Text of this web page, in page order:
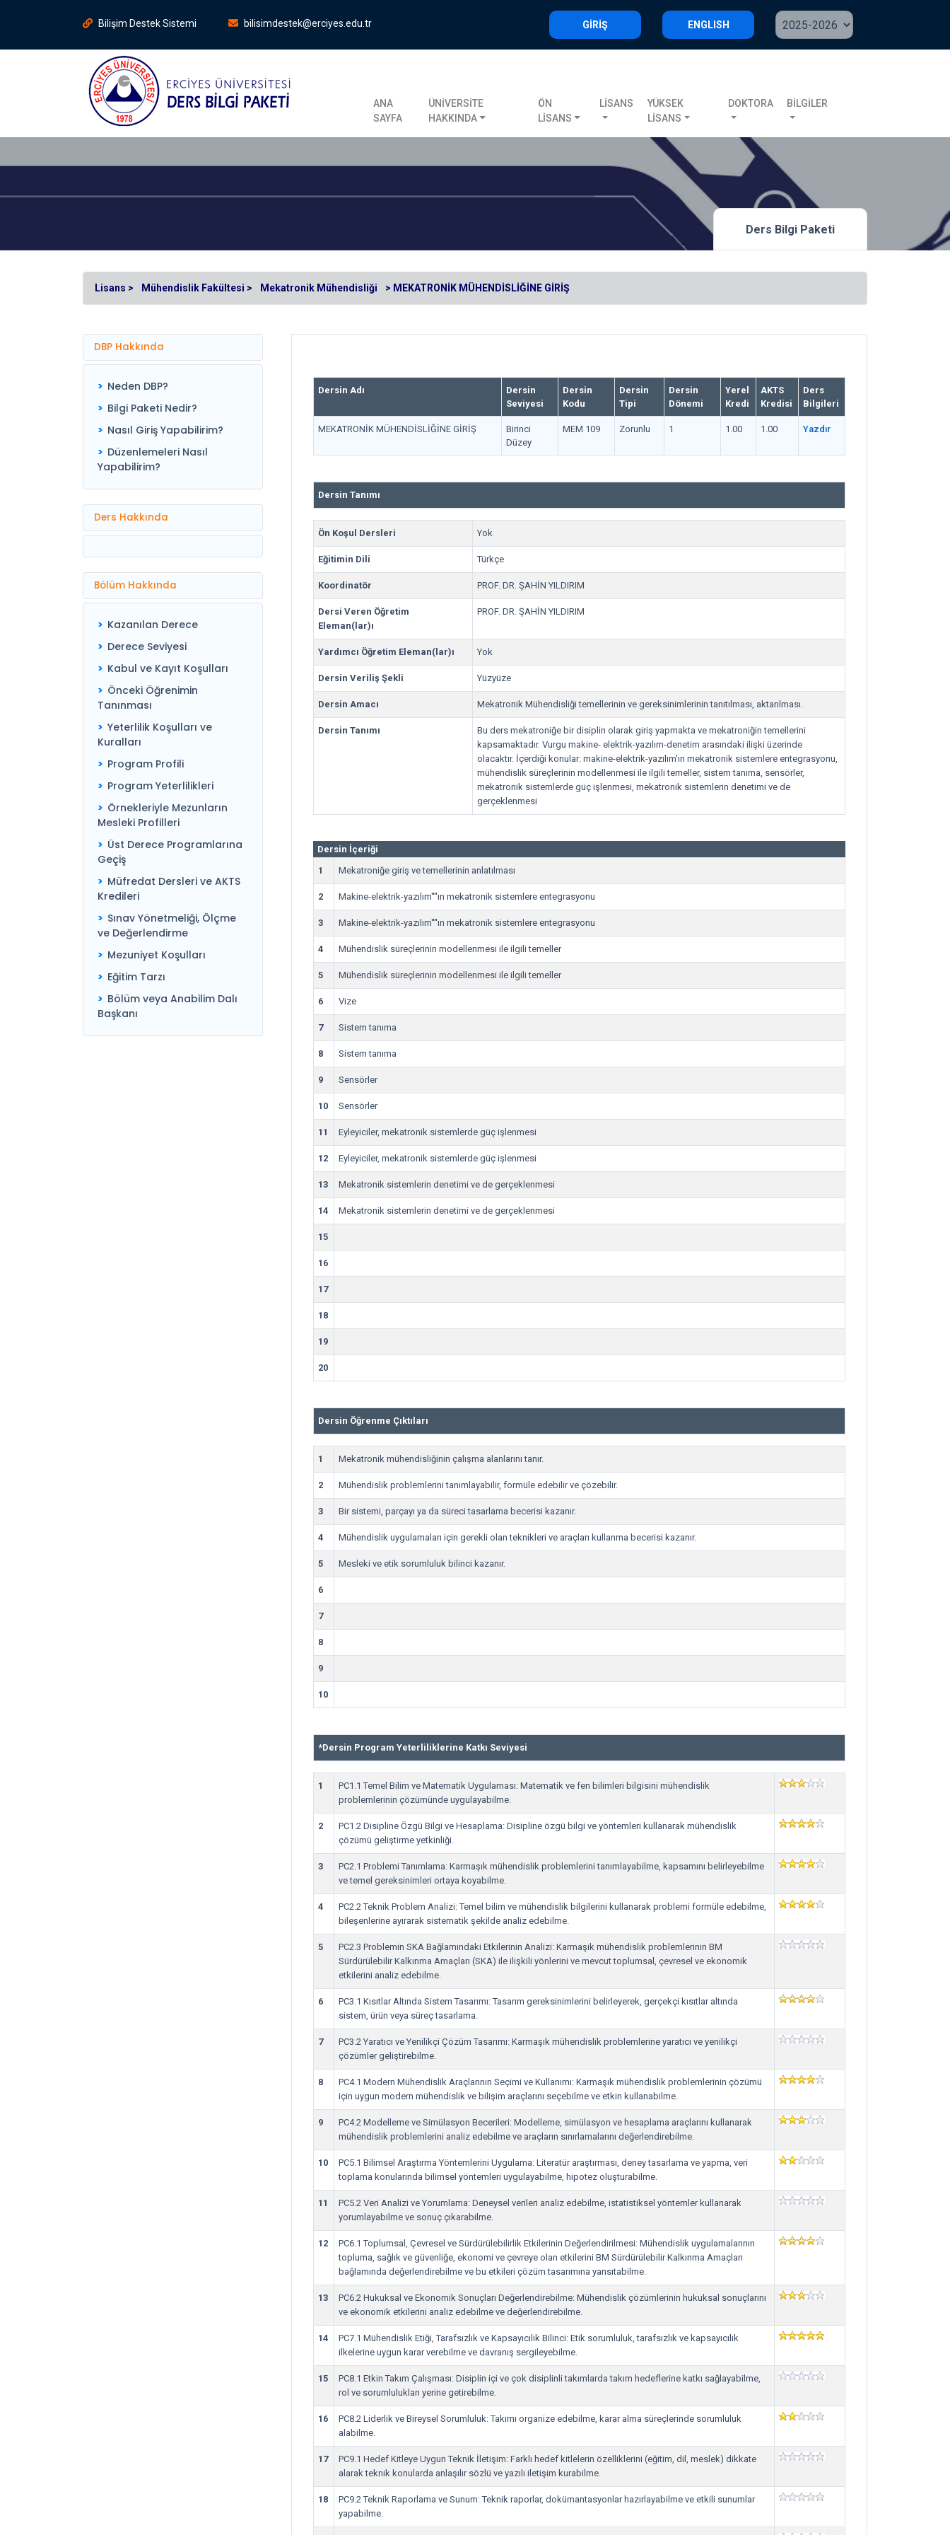
Bilişim Destek Sistemi bilisimdestek@erciyes.edu.tr ENGLISH
GİRİŞ
ANA
SAYFA
ÜNİVERSİTE
HAKKINDA
ÖN
LİSANS
LİSANS
YÜKSEK
LİSANS
DOKTORA BİLGİLER
Ders Bilgi Paketi
Lisans > Mühendislik Fakültesi > Mekatronik Mühendisliği > MEKATRONİK MÜHENDİSLİĞİNE GİRİŞ
DBP Hakkında
Neden DBP?
Bilgi Paketi Nedir?
Nasıl Giriş Yapabilirim?
Düzenlemeleri Nasıl
Yapabilirim?
Ders Hakkında
Bölüm Hakkında
Kazanılan Derece
Derece Seviyesi
Kabul ve Kayıt Koşulları
Önceki Öğrenimin
Tanınması
Yeterlilik Koşulları ve
Kuralları
Program Profili
Program Yeterlilikleri
Örnekleriyle Mezunların
Mesleki Profilleri
Üst Derece Programlarına
Geçiş
Müfredat Dersleri ve AKTS
Kredileri
Sınav Yönetmeliği, Ölçme
ve Değerlendirme
Mezuniyet Koşulları
Eğitim Tarzı
Bölüm veya Anabilim Dalı
Başkanı
Dersin Adı
Dersin
Seviyesi
Dersin
Kodu
Dersin
Tipi
Dersin
Dönemi
Yerel
Kredi
AKTS
Kredisi
Ders
Bilgileri
MEKATRONİK MÜHENDİSLİĞİNE GİRİŞ
Birinci
Düzey
MEM 109 Zorunlu 1 1.00 1.00 Yazdır
Dersin Tanımı
Ön Koşul Dersleri Yok
Eğitimin Dili Türkçe
Koordinatör PROF. DR. ŞAHİN YILDIRIM
Dersi Veren Öğretim
Eleman(lar)ı
PROF. DR. ŞAHİN YILDIRIM
Yardımcı Öğretim Eleman(lar)ı Yok
Dersin Veriliş Şekli Yüzyüze
Dersin Amacı Mekatronik Mühendisliği temellerinin ve gereksinimlerinin tanıtılması, aktarılması.
Dersin Tanımı
Bu ders mekatroniğe bir disiplin olarak giriş yapmakta ve mekatroniğin temellerini
kapsamaktadır. Vurgu makine- elektrik-yazılım-denetim arasındaki ilişki üzerinde
olacaktır. İçerdiği konular: makine-elektrik-yazılım'ın mekatronik sistemlere entegrasyonu,
mühendislik süreçlerinin modellenmesi ile ilgili temeller, sistem tanıma, sensörler,
mekatronik sistemlerde güç işlenmesi, mekatronik sistemlerin denetimi ve de
gerçeklenmesi
Dersin İçeriği
1
Mekatroniğe giriş ve temellerinin anlatılması
2 Makine-elektrik-yazılım''''ın mekatronik sistemlere entegrasyonu
3 Makine-elektrik-yazılım''''ın mekatronik sistemlere entegrasyonu
4 Mühendislik süreçlerinin modellenmesi ile ilgili temeller
5 Mühendislik süreçlerinin modellenmesi ile ilgili temeller
6 Vize
7 Sistem tanıma
8 Sistem tanıma
9 Sensörler
10 Sensörler
11 Eyleyiciler, mekatronik sistemlerde güç işlenmesi
12 Eyleyiciler, mekatronik sistemlerde güç işlenmesi
13 Mekatronik sistemlerin denetimi ve de gerçeklenmesi
14 Mekatronik sistemlerin denetimi ve de gerçeklenmesi
15
16
17
18
19
20
Dersin Öğrenme Çıktıları
1 Mekatronik mühendisliğinin çalışma alanlarını tanır.
2 Mühendislik problemlerini tanımlayabilir, formüle edebilir ve çözebilir.
3 Bir sistemi, parçayı ya da süreci tasarlama becerisi kazanır.
4 Mühendislik uygulamaları için gerekli olan teknikleri ve araçları kullanma becerisi kazanır.
5 Mesleki ve etik sorumluluk bilinci kazanır.
6
7
8
9
10
*Dersin Program Yeterliliklerine Katkı Seviyesi
1
PC1.1 Temel Bilim ve Matematik Uygulaması: Matematik ve fen bilimleri bilgisini mühendislik
problemlerinin çözümünde uygulayabilme.
2
PC1.2 Disipline Özgü Bilgi ve Hesaplama: Disipline özgü bilgi ve yöntemleri kullanarak mühendislik
çözümü geliştirme yetkinliği.
3
PC2.1 Problemi Tanımlama: Karmaşık mühendislik problemlerini tanımlayabilme, kapsamını belirleyebilme
ve temel gereksinimleri ortaya koyabilme.
4
PC2.2 Teknik Problem Analizi: Temel bilim ve mühendislik bilgilerini kullanarak problemi formüle edebilme,
bileşenlerine ayırarak sistematik şekilde analiz edebilme.
5
PC2.3 Problemin SKA Bağlamındaki Etkilerinin Analizi: Karmaşık mühendislik problemlerinin BM
Sürdürülebilir Kalkınma Amaçları (SKA) ile ilişkili yönlerini ve mevcut toplumsal, çevresel ve ekonomik
etkilerini analiz edebilme.
6
PC3.1 Kısıtlar Altında Sistem Tasarımı: Tasarım gereksinimlerini belirleyerek, gerçekçi kısıtlar altında
sistem, ürün veya süreç tasarlama.
7
PC3.2 Yaratıcı ve Yenilikçi Çözüm Tasarımı: Karmaşık mühendislik problemlerine yaratıcı ve yenilikçi
çözümler geliştirebilme.
8
PC4.1 Modern Mühendislik Araçlarının Seçimi ve Kullanımı: Karmaşık mühendislik problemlerinin çözümü
için uygun modern mühendislik ve bilişim araçlarını seçebilme ve etkin kullanabilme.
9
PC4.2 Modelleme ve Simülasyon Becerileri: Modelleme, simülasyon ve hesaplama araçlarını kullanarak
mühendislik problemlerini analiz edebilme ve araçların sınırlamalarını değerlendirebilme.
10
PC5.1 Bilimsel Araştırma Yöntemlerini Uygulama: Literatür araştırması, deney tasarlama ve yapma, veri
toplama konularında bilimsel yöntemleri uygulayabilme, hipotez oluşturabilme.
11
PC5.2 Veri Analizi ve Yorumlama: Deneysel verileri analiz edebilme, istatistiksel yöntemler kullanarak
yorumlayabilme ve sonuç çıkarabilme.
12
PC6.1 Toplumsal, Çevresel ve Sürdürülebilirlik Etkilerinin Değerlendirilmesi: Mühendislik uygulamalarının
topluma, sağlık ve güvenliğe, ekonomi ve çevreye olan etkilerini BM Sürdürülebilir Kalkınma Amaçları
bağlamında değerlendirebilme ve bu etkileri çözüm tasarımına yansıtabilme.
13
PC6.2 Hukuksal ve Ekonomik Sonuçları Değerlendirebilme: Mühendislik çözümlerinin hukuksal sonuçlarını
ve ekonomik etkilerini analiz edebilme ve değerlendirebilme.
14
PC7.1 Mühendislik Etiği, Tarafsızlık ve Kapsayıcılık Bilinci: Etik sorumluluk, tarafsızlık ve kapsayıcılık
ilkelerine uygun karar verebilme ve davranış sergileyebilme.
15
PC8.1 Etkin Takım Çalışması: Disiplin içi ve çok disiplinli takımlarda takım hedeflerine katkı sağlayabilme,
rol ve sorumlulukları yerine getirebilme.
16
PC8.2 Liderlik ve Bireysel Sorumluluk: Takımı organize edebilme, karar alma süreçlerinde sorumluluk
alabilme.
17
PC9.1 Hedef Kitleye Uygun Teknik İletişim: Farklı hedef kitlelerin özelliklerini (eğitim, dil, meslek) dikkate
alarak teknik konularda anlaşılır sözlü ve yazılı iletişim kurabilme.
18
PC9.2 Teknik Raporlama ve Sunum: Teknik raporlar, dokümantasyonlar hazırlayabilme ve etkili sunumlar
yapabilme.